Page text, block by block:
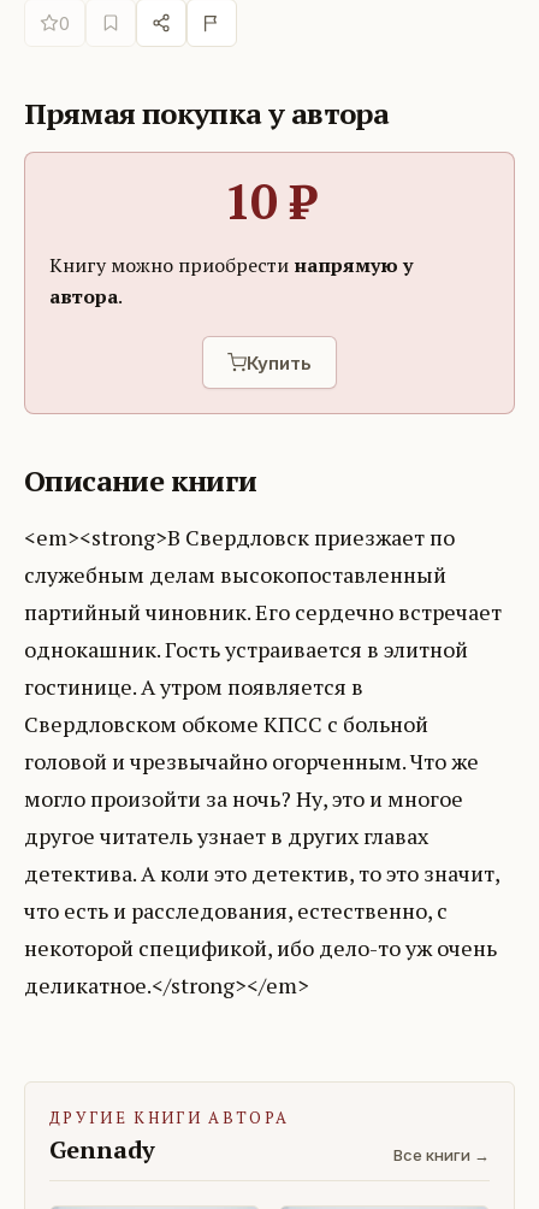
0
Прямая покупка у автора
10₽
Книгу можно приобрести напрямую у
автора.
Купить
Описание книги
<em><strong>В Свердловск приезжает по
служебным делам высокопоставленный
партийный чиновник. Его сердечно встречает
однокашник. Гость устраивается в элитной
гостинице. А утром появляется в
Свердловском обкоме КПСС с больной
головой и чрезвычайно огорченным. Что же
могло произойти за ночь? Ну, это и многое
другое читатель узнает в других главах
детектива. А коли это детектив, то это значит,
что есть и расследования, естественно, с
некоторой спецификой, ибо дело-то уж очень
деликатное.</strong></em>
ДРУГИЕ КНИГИ АВТОРА
Gennady Все книги →